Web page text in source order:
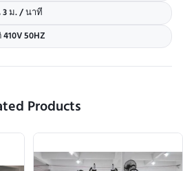
ม. / นาที
50HZ
Products